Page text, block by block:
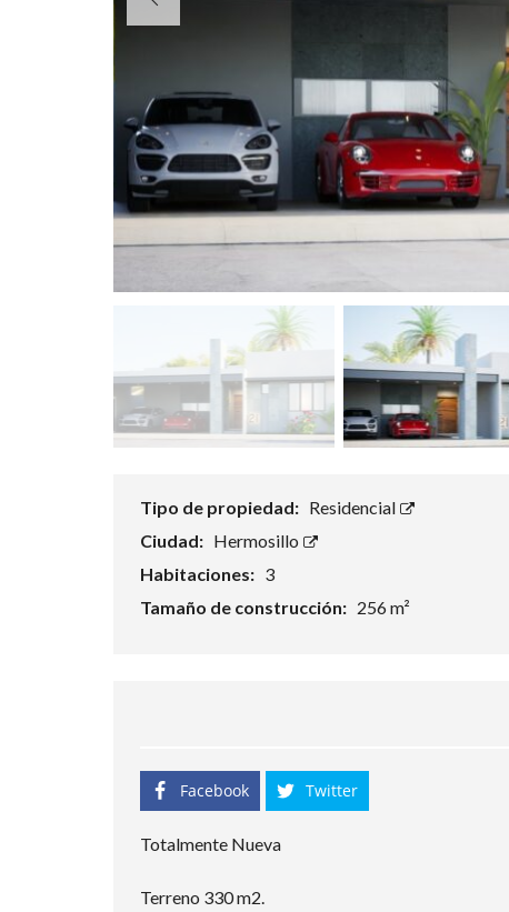
Tipo de propiedad: Residencial
Ciudad: Hermosillo
Habitaciones: 3
Tamaño de construcción: 256 m²
Facebook Twitter
Totalmente Nueva
Terreno 330 m2.